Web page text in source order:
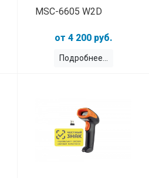
MSC-6605 W2D
4 200 руб.
Подробнее